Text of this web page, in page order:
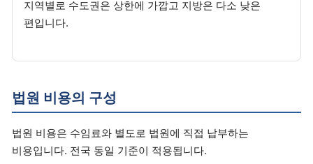
지역별로 수도권은 상한에 가깝고 지방은 다소 낮은
편입니다.
법원 비용의 구성
법원 비용은 수임료와 별도로 법원에 직접 납부하는
비용입니다. 전국 동일 기준이 적용됩니다.